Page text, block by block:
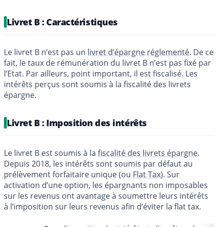
Livret B : Caractéristiques
Le livret B n’est pas un livret d’épargne réglementé. De ce
fait, le taux de rémunération du livret B n’est pas fixé par
l’Etat. Par ailleurs, point important, il est fiscalisé. Les
intérêts perçus sont soumis à la fiscalité des livrets
épargne.
Livret B : Imposition des intérêts
Le livret B est soumis à la fiscalité des livrets épargne.
Depuis 2018, les intérêts sont soumis par défaut au
prélèvement forfaitaire unique (ou Flat Tax). Sur
activation d’une option, les épargnants non imposables
sur les revenus ont avantage à soumettre leurs intérêts
à l’imposition sur leurs revenus afin d’éviter la flat tax.